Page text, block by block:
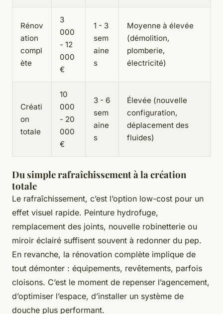
Rénov
ation
compl
ète
3
000
- 12
000
€
1 - 3
sem
aine
s
Moyenne à élevée
(démolition,
plomberie,
électricité)
Créati
on
totale
10
000
- 20
000
€
3 - 6
sem
aine
s
Élevée (nouvelle
configuration,
déplacement des
fluides)
Du simple rafraîchissement à la création
totale
Le rafraîchissement, c’est l’option low-cost pour un
effet visuel rapide. Peinture hydrofuge,
remplacement des joints, nouvelle robinetterie ou
miroir éclairé suffisent souvent à redonner du pep.
En revanche, la rénovation complète implique de
tout démonter : équipements, revêtements, parfois
cloisons. C’est le moment de repenser l’agencement,
d’optimiser l’espace, d’installer un système de
douche plus performant.